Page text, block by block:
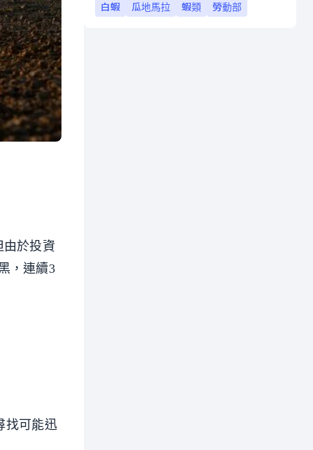
由於投資
，連續3
找可能迅
白蝦
瓜地馬拉 蝦類 勞動部